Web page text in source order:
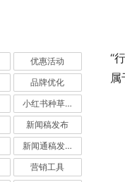
“
属
优惠活动
品牌优化
小红书种草营销
新闻稿发布
新闻通稿发布推广
营销工具